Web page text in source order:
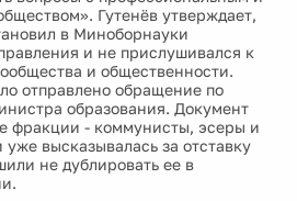
Гутенёв утверждает,
в Миноборнауки
и не прислушивался к
и общественности.
отправлено обращение по
образования. Документ
фракции - коммунисты, эсеры и
высказывалась за отставку
не дублировать ее в